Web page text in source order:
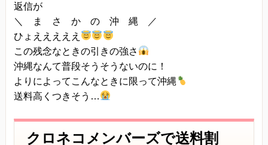
返信が
＼ ま さ か の 沖 縄 ／
ひょえええええ
この残念なときの引きの強さ
沖縄なんて普段そうそうないのに！
よりによってこんなときに限って沖縄
送料高くつきそう…
クロネコメンバーズで送料割